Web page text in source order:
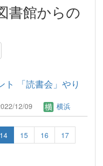
書館からの
ト 「読書会」やり
12/09 横浜
14 15 16
17